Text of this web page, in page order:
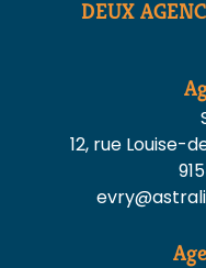
DEUX
12, rue Louise-